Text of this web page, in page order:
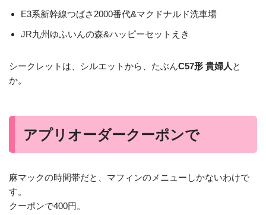
E3系新幹線つばさ2000番代&マクドナルド洗車場
JR九州ゆふいんの森&ハッピーセットえき
シークレットは、シルエットから、たぶんC57形 貴婦人 と
か。
アプリオーダークーポンで
麻マックの時間帯だと、マフィンのメニューしかないわけで
す。
クーポンで400円。